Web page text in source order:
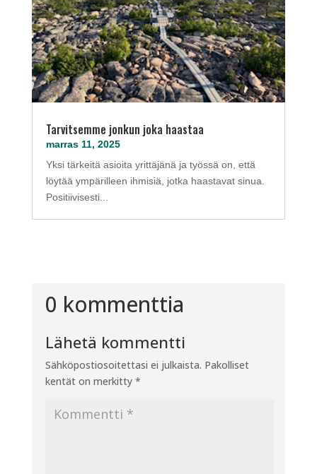
Tarvitsemme jonkun joka haastaa
marras 11, 2025
Yksi tärkeitä asioita yrittäjänä ja työssä on, että
löytää ympärilleen ihmisiä, jotka haastavat sinua.
Positiivisesti...
0 kommenttia
Lähetä kommentti
Sähköpostiosoitettasi ei julkaista. Pakolliset
kentät on merkitty *